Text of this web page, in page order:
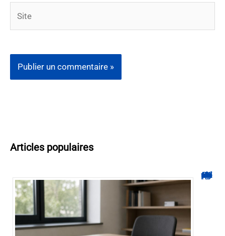
Articles populaires
Hyperplanning INSA CVL : comment suivre votre planning ?